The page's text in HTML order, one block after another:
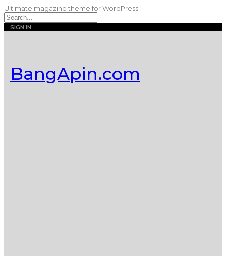
Ultimate magazine theme for WordPress.
SIGN IN
BangApin.com